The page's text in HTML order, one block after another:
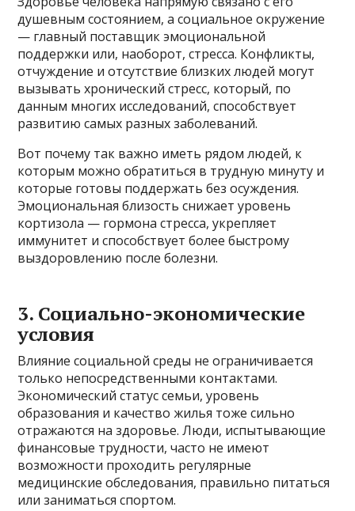
душевным состоянием, а социальное окружение
— главный поставщик эмоциональной
поддержки или, наоборот, стресса. Конфликты,
отчуждение и отсутствие близких людей могут
вызывать хронический стресс, который, по
данным многих исследований, способствует
развитию самых разных заболеваний.
Вот почему так важно иметь рядом людей, к
которым можно обратиться в трудную минуту и
которые готовы поддержать без осуждения.
Эмоциональная близость снижает уровень
кортизола — гормона стресса, укрепляет
иммунитет и способствует более быстрому
выздоровлению после болезни.
3. Социально-экономические
условия
Влияние социальной среды не ограничивается
только непосредственными контактами.
Экономический статус семьи, уровень
образования и качество жилья тоже сильно
отражаются на здоровье. Люди, испытывающие
финансовые трудности, часто не имеют
возможности проходить регулярные
медицинские обследования, правильно питаться
или заниматься спортом.